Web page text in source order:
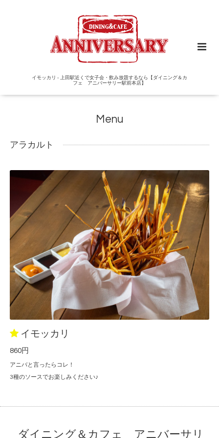
イモッカリ - 上田駅近くで女子会・飲み放題するなら【ダイニング＆カ
フェ アニバーサリー駅前本店】
Menu
アラカルト
イモッカリ
860円
アニバと言ったらコレ！
3種のソースでお楽しみください♪
ダイニング＆カフェ アニバーサリ